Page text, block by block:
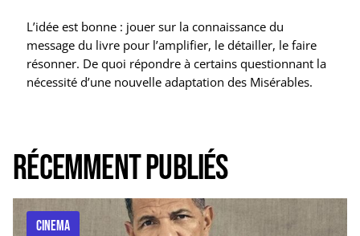
L’idée est bonne : jouer sur la connaissance du
message du livre pour l’amplifier, le détailler, le faire
résonner. De quoi répondre à certains questionnant la
nécessité d’une nouvelle adaptation des Misérables.
Récemment publiés
CINEMA